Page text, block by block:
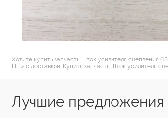
Хотите купить запчасть Шток усилителя сцепления
НН» с доставкой. Купить запчасть Шток усилителя
Лучшие предложения